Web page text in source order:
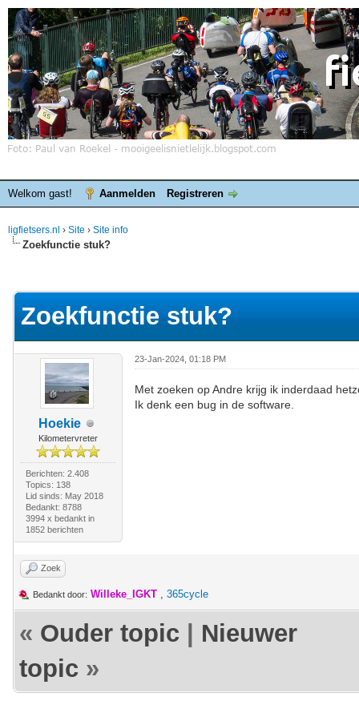
Welkom gast! Aanmelden Registreren
ligfietsers.nl › Site › Site info
Zoekfunctie stuk?
Zoekfunctie stuk?
Hoekie
Kilometervreter
Berichten: 2.408
Topics: 138
Lid sinds: May 2018
Bedankt: 8788
3994 x bedankt in
1852 berichten
23-Jan-2024, 01:18 PM
Met zoeken op Andre krijg ik inderdaad
Ik denk een bug in de software.
Zoek
Bedankt door: Willeke_IGKT , 365cycle
« Ouder topic
Nieuwer
topic »